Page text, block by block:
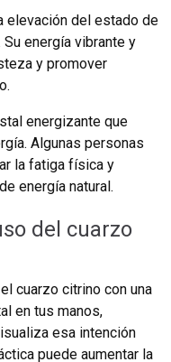
elevación del estado de
energía vibrante y
y promover
energizante que
Algunas personas
la fatiga física y
energía natural.
del cuarzo
cuarzo citrino con una
en tus manos,
esa intención
puede aumentar la